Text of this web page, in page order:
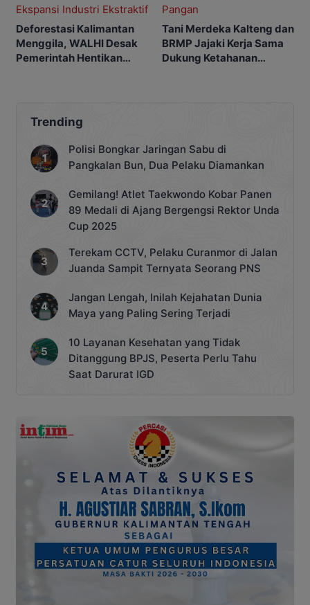
Deforestasi Kalimantan
Menggila, WALHI Desak
Pemerintah Hentikan
Tani Merdeka Kalteng dan
BRMP Jajaki Kerja Sama
Dukung Ketahanan
Trending
Polisi Bongkar Jaringan Sabu di
Pangkalan Bun, Dua Pelaku Diamankan
Gemilang! Atlet Taekwondo Kobar Panen
89 Medali di Ajang Bergengsi Rektor Unda
Cup 2025
Terekam CCTV, Pelaku Curanmor di Jalan
Juanda Sampit Ternyata Seorang PNS
Jangan Lengah, Inilah Kejahatan Dunia
Maya yang Paling Sering Terjadi
10 Layanan Kesehatan yang Tidak
Ditanggung BPJS, Peserta Perlu Tahu
Saat Darurat IGD